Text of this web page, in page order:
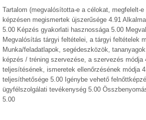
Tartalom (megvalósította-e a célokat, megfelelt-
képzésen megismertek újszerűsége 4.91
5.00 Képzés gyakorlati hasznossága 5.00
Megvalósítás tárgyi feltételei, a tárgyi feltételek
Munka/feladatlapok, segédeszközök,
képzés / tréning szervezése, a szervezés módja
teljesítésének, ismeretek ellenőrzésének módja
teljesíthetősége 5.00 Igénybe vehető
ügyfélszolgálati tevékenység 5.00
5.00